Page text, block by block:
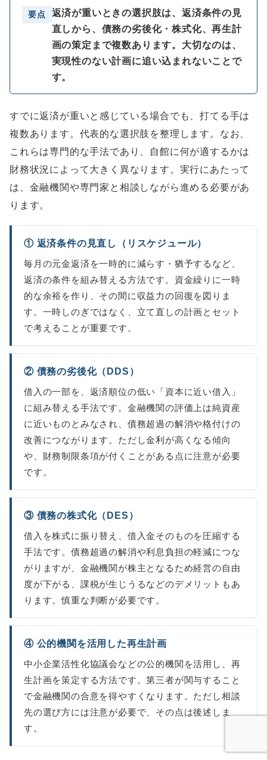
要点
返済が重いときの選択肢は、返済条件の見
直しから、債務の劣後化・株式化、再生計
画の策定まで複数あります。大切なのは、
実現性のない計画に追い込まれないことで
す。
すでに返済が重いと感じている場合でも、打てる手は
複数あります。代表的な選択肢を整理します。なお、
これらは専門的な手法であり、自館に何が適するかは
財務状況によって大きく異なります。実行にあたって
は、金融機関や専門家と相談しながら進める必要があ
ります。
① 返済条件の見直し（リスケジュール）
毎月の元金返済を一時的に減らす・猶予するなど、
返済の条件を組み替える方法です。資金繰りに一時
的な余裕を作り、その間に収益力の回復を図りま
す。一時しのぎではなく、立て直しの計画とセット
で考えることが重要です。
② 債務の劣後化（DDS）
借入の一部を、返済順位の低い「資本に近い借入」
に組み替える手法です。金融機関の評価上は純資産
に近いものとみなされ、債務超過の解消や格付けの
改善につながります。ただし金利が高くなる傾向
や、財務制限条項が付くことがある点に注意が必要
です。
③ 債務の株式化（DES）
借入を株式に振り替え、借入金そのものを圧縮する
手法です。債務超過の解消や利息負担の軽減につな
がりますが、金融機関が株主となるため経営の自由
度が下がる、課税が生じうるなどのデメリットもあ
ります。慎重な判断が必要です。
④ 公的機関を活用した再生計画
中小企業活性化協議会などの公的機関を活用し、再
生計画を策定する方法です。第三者が関与すること
で金融機関の合意を得やすくなります。ただし相談
先の選び方には注意が必要で、その点は後述しま
す。